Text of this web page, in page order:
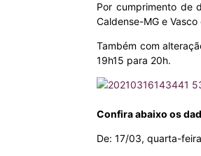
Por cumprimento de
Caldense-MG e
Também com
19h15 para 20h.
Confira abaixo os
De: 17/03, quarta-